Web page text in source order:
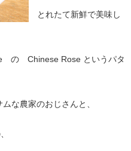
とれたて新鮮で美味し
の Chinese Rose というパタ
な農家のおじさんと、